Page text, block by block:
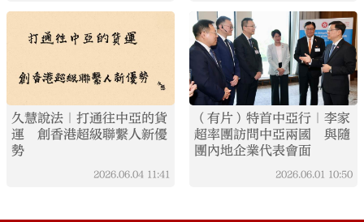
久慧說法｜打通往中亞的貨
運 創香港超級聯繫人新優
勢
2026.06.04 11:41
（有片）特首中亞行｜李家
超率團訪問中亞兩國 與隨
團內地企業代表會面
2026.06.01 10:50